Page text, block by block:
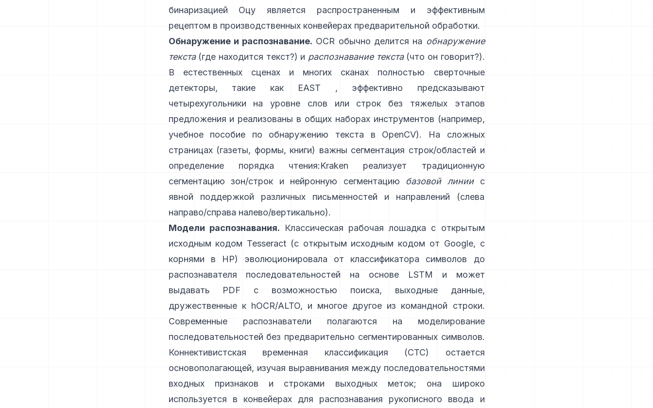
бинаризацией Оцу является распространенным и эффективным
рецептом в производственных конвейерах предварительной обработки.
Обнаружение и распознавание. OCR обычно делится на обнаружение
текста(где находится текст?) и распознавание текста(что он говорит?).
В естественных сценах и многих сканах полностью сверточные
детекторы, такие как
EAST
, эффективно предсказывают
четырехугольники на уровне слов или строк без тяжелых этапов
предложения и реализованы в общих наборах инструментов (например,
учебное пособие по обнаружению текста в OpenCV). На сложных
страницах (газеты, формы, книги) важны сегментация строк/областей и
определение порядка чтения:Kraken
реализует традиционную
сегментацию зон/строк и нейронную сегментацию базовой линиис
явной поддержкой различных письменностей и направлений (слева
направо/справа налево/вертикально).
Модели распознавания. Классическая рабочая лошадка с открытым
исходным кодом Tesseract (с открытым исходным кодом от Google, с
корнями в HP) эволюционировала от классификатора символов до
распознавателя последовательностей на основе LSTM и может
выдавать PDF с возможностью поиска,
выходные данные,
дружественные к hOCR/ALTO, и многое другое из командной строки.
Современные распознаватели полагаются на моделирование
последовательностей без предварительно сегментированных символов.
Коннективистская временная классификация (CTC)
остается
основополагающей, изучая выравнивания между последовательностями
входных признаков и строками выходных меток; она широко
используется в конвейерах для распознавания рукописного ввода и